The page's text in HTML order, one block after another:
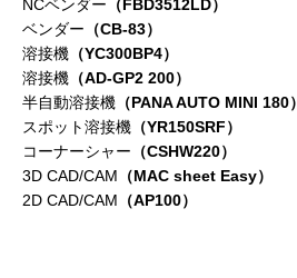
NCベンダー （FBD3512LD）
ベンダー （CB-83）
溶接機 （YC300BP4）
溶接機 （AD-GP2 200）
半自動溶接機 （PANA AUTO MINI 180）
スポット溶接機 （YR150SRF）
コーナーシャー （CSHW220）
3D CAD/CAM （MAC sheet Easy）
2D CAD/CAM （AP100）